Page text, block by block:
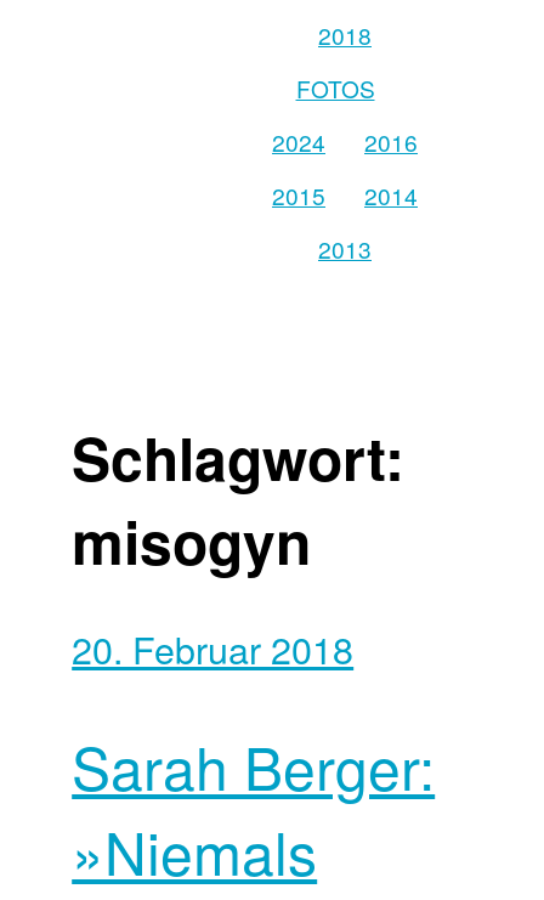
2018
FOTOS
2024
2016
2015
2014
2013
Schlagwort:
misogyn
20. Februar 2018
Sarah Berger:
»Niemals